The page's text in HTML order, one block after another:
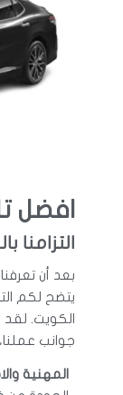
افضل
التزامنا
بعد أن
يتضح لكم
الكويت.
جوانب
المهنية